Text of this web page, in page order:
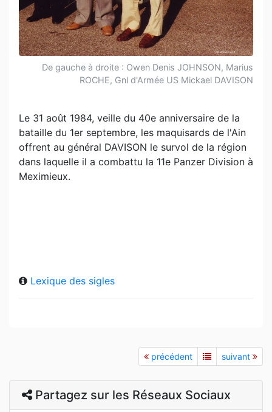
De gauche à droite : Owen Denis JOHNSON, Marius
ROCHE, Gnl d'Armée US Mickael DAVISON
Le 31 août 1984, veille du 40e anniversaire de la
bataille du 1er septembre, les maquisards de l'Ain
offrent au général DAVISON le survol de la région
dans laquelle il a combattu la 11e Panzer Division à
Meximieux.
Lexique des sigles
précédent suivant
Partagez sur les Réseaux Sociaux